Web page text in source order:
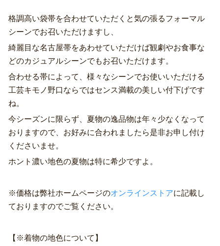
格調高い袋帯を合わせていただくと気の張るフォーマル
シーンでお召いただけますし、
綺麗目な名古屋帯をあわせていただけば観劇やお食事な
どのカジュアルシーンでもお召いただけます。
合わせる帯によって、様々なシーンでお使いいただける
工芸キモノ野口ならではセンス満載の美しい付下げです
ね。
今シーズンに限らず、夏物の逸品物は年々少なくなって
おりますので、お好みに合われましたら是非お申し付け
くださいませ。
ホント濃い地色の夏物は特に希少ですよ。
※価格は弊社ホームページのオンラインストアに記載し
ておりますのでご覧ください。
【※着物の地色について】